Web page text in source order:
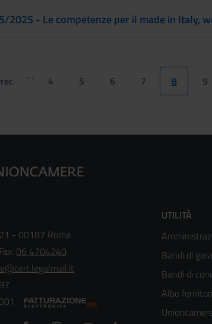
2025 - Le competenze per il made in Italy,
Pagina
…
Page
4 Page
5 Page
6 Page
7
Pagina
attuale
8 9
- 00187 Roma
06 4704240
Footer
2
UTILITÀ
Bandi di
Bandi di
Albo fornitori